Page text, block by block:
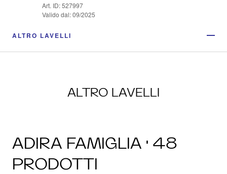
Art. ID: 527997
Valido dal: 09/2025
ALTRO LAVELLI
ALTRO LAVELLI
ADIRA FAMIGLIA · 48
PRODOTTI